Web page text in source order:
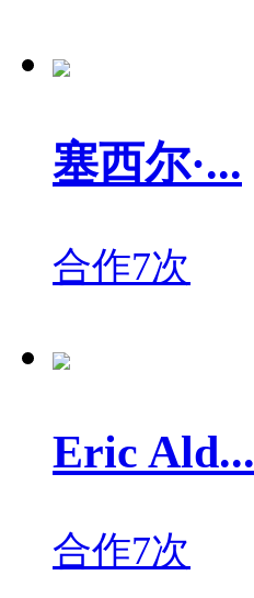
塞西尔·...
合作7次
Eric Ald...
合作7次